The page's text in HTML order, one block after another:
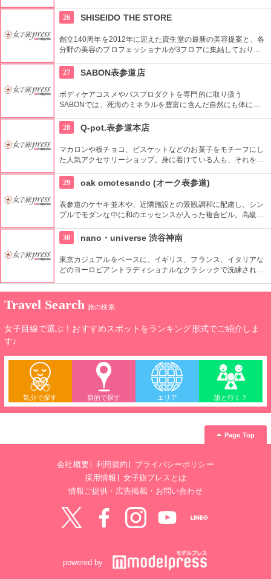
26
SHISEIDO THE STORE
創立140周年を2012年に迎えた資生堂の最新の美容提案と、各
分野の美容のプロフェッショナルが3フロアに集結しており、
ベントなどのイベントをしているのでチェックしよう。
27 SABON表参道店
ボディケアコスメやバスプロダクトを専門的に取り扱う
SABONでは、死海のミネラルを豊富に含んだ自然にも体にも
28
Q-pot.表参道本店
マカロンや板チョコ、ビスケットなどのお菓子をモチーフにし
た人気アクセサリーショップ。身に着けている人も、それを見
ト。
29 oak omotesando (オーク表参道)
表参道のケヤキ並木や、近隣施設との景観調和に配慮し、シン
プルでモダンな中に和のエッセンスが入った複合ビル。高級有
30
nano・universe 渋谷神南
東京カジュアルをベースに、イギリス、フランス、イタリアな
どのヨーロピアントラディショナルなクラシックで洗練された
Travel Search 旅の検索
女子目線で選ぶ！おすすめスポットをランキング形式でご紹介しま
す♪
気分で探す 目的で探す エリア 誰と行く？
Page Top
会社概要 利用規約
プライバシーポリシー
採用情報
女子旅プレスとは
情報ご提供・広告掲載・お問い合わせ
powered by